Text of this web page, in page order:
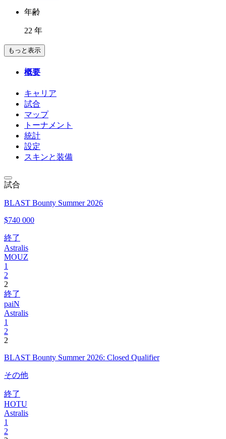
年齢
22 年
もっと表示
概要
キャリア
試合
マップ
トーナメント
統計
設定
スキンと装備
試合
BLAST Bounty Summer 2026
$740 000
終了
Astralis
MOUZ
1
2
2
終了
paiN
Astralis
1
2
2
BLAST Bounty Summer 2026: Closed Qualifier
その他
終了
HOTU
Astralis
1
2